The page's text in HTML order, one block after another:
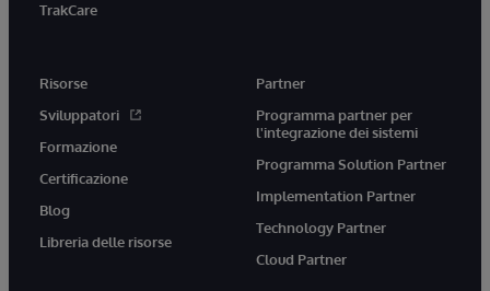
TrakCare
Risorse
Sviluppatori
Formazione
Certificazione
Blog
Libreria delle risorse
Partner
Programma partner per
l'integrazione dei sistemi
Programma Solution Partner
Implementation Partner
Technology Partner
Cloud Partner